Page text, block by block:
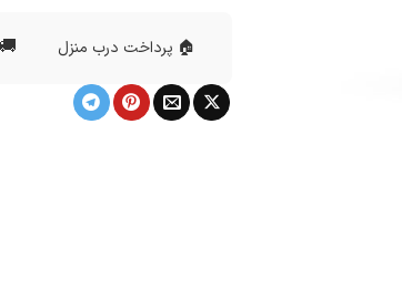
🏠 پرداخت درب منزل